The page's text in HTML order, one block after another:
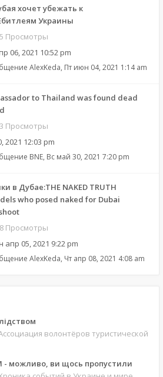
хочет убежать к
Украины
Просмотры
06, 2021 10:52 pm
AlexKeda, Пт июн 04, 2021 1:14 am
to Thailand was found dead
Просмотры
2021 12:03 pm
BNE, Вс май 30, 2021 7:20 pm
в Дубае:THE NAKED TRUTH
who posed naked for Dubai
Просмотры
апр 05, 2021 9:22 pm
AlexKeda, Чт апр 08, 2021 4:08 am
волонтёров туристической
- можливо, ви щось пропустили